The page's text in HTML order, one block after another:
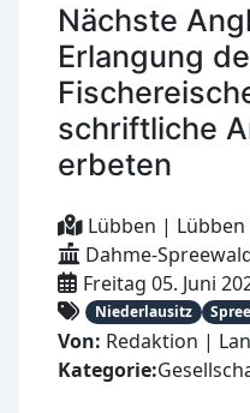
Nächste
Erlangung
schriftliche
erbeten
Lübben | Lübben
Dahme-
Freitag 05. Juni
Niederlausitz
Von: Redaktion |
Kategorie: